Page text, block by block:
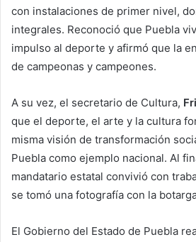
con instalaciones de primer nivel,
integrales. Reconoció que Puebla
impulso al deporte y afirmó que la
de campeonas y campeones.
A su vez, el secretario de Cultura,
que el deporte, el arte y la cultura
misma visión de transformación
Puebla como ejemplo nacional. Al
mandatario estatal convivió con
se tomó una fotografía con la
El Gobierno del Estado de Puebla